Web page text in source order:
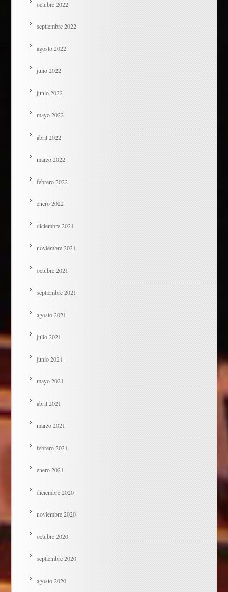
octubre 2022
septiembre 2022
agosto 2022
julio 2022
junio 2022
mayo 2022
abril 2022
marzo 2022
febrero 2022
enero 2022
diciembre 2021
noviembre 2021
octubre 2021
septiembre 2021
agosto 2021
julio 2021
junio 2021
mayo 2021
abril 2021
marzo 2021
febrero 2021
enero 2021
diciembre 2020
noviembre 2020
octubre 2020
septiembre 2020
agosto 2020